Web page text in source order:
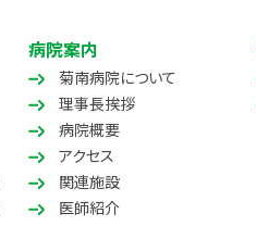
病院案内
菊南病院について
理事長挨拶
病院概要
アクセス
関連施設
医師紹介